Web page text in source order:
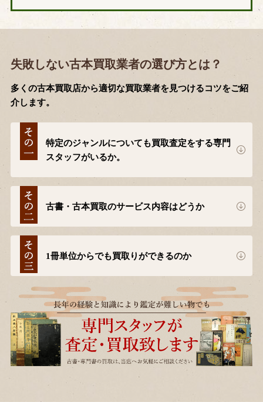
失敗しない古本買取業者の選び方とは？
多くの古本買取店から適切な買取業者を見つけるコツをご紹
介します。
特定のジャンルについても買取査定をする専門
スタッフがいるか。
古書・古本買取のサービス内容はどうか
1冊単位からでも買取りができるのか